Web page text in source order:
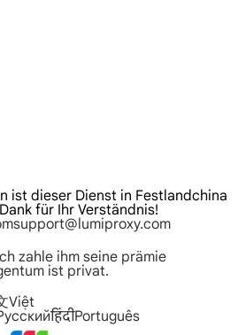
ist dieser Dienst in Festlandchina
für Ihr Verständnis!
support@lumiproxy.com
zahle ihm seine prämie
ist privat.
Việt
हिंदीPortuguês